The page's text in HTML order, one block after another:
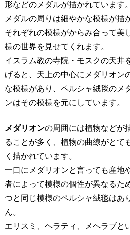
形などのメダルが描かれています。
メダルの周りは細やかな模様が描
それぞれの模様がからみ合って美
様の世界を見せてくれます。
イスラム教の寺院・モスクの天井
げると、天上の中心にメダリオン
な模様があり、ペルシャ絨毯のメ
ンはその模様を元にしています。
メダリオンの周囲には植物などが
ることが多く、植物の曲線がとて
く描かれています。
一口にメダリオンと言っても産地
者によって模様の個性が異なるた
つと同じ模様のペルシャ絨毯はあ
ん。
エリスミ、ヘラティ、メヘラブと